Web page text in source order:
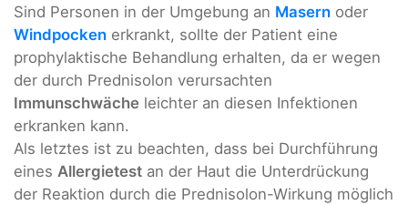
Sind Personen in der Umgebung an Masern oder
Windpocken erkrankt, sollte der Patient eine
prophylaktische Behandlung erhalten, da er wegen
der durch Prednisolon verursachten
Immunschwäche leichter an diesen Infektionen
erkranken kann.
Als letztes ist zu beachten, dass bei Durchführung
eines Allergietest an der Haut die Unterdrückung
der Reaktion durch die Prednisolon-Wirkung möglich